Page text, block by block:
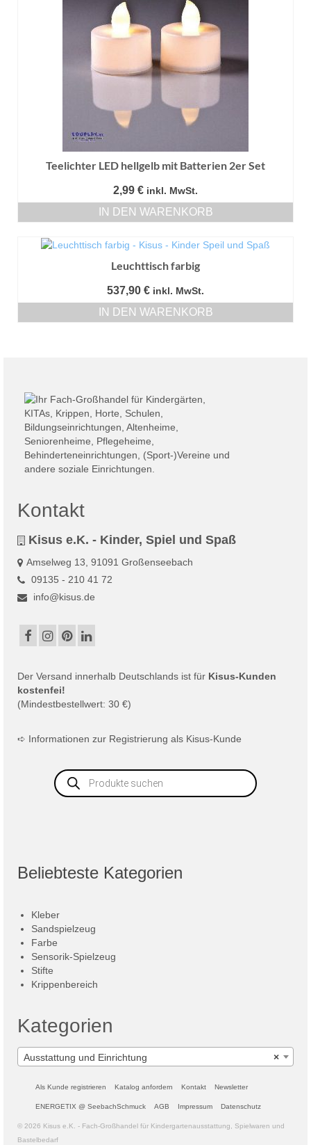
Teelichter LED hellgelb mit Batterien 2er Set
2,99 € inkl. MwSt.
IN DEN WARENKORB
Leuchttisch farbig
537,90 € inkl. MwSt.
IN DEN WARENKORB
Kontakt
Kisus e.K. - Kinder, Spiel und Spaß
Amselweg 13, 91091 Großenseebach
09135 - 210 41 72
info@kisus.de
Der Versand innerhalb Deutschlands ist für Kisus-Kunden
kostenfei!
(Mindestbestellwert: 30 €)
➪ Informationen zur Registrierung als Kisus-Kunde
Products
search
Beliebteste Kategorien
Kleber
Sandspielzeug
Farbe
Sensorik-Spielzeug
Stifte
Krippenbereich
Kategorien
×
Ausstattung und Einrichtung
Als Kunde registrieren Katalog anfordern Kontakt Newsletter
ENERGETIX @ SeebachSchmuck AGB Impressum Datenschutz
© 2026 Kisus e.K. - Fach-Großhandel für Kindergartenausstattung, Spielwaren und
Bastelbedarf